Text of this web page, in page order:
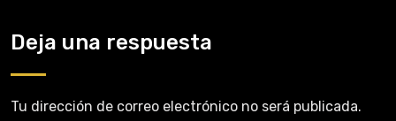
Deja una respuesta
Tu dirección de correo electrónico no será publicada.